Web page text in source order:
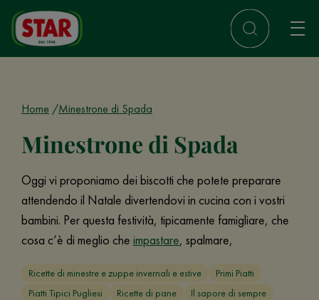
Home Minestrone di Spada
Minestrone di Spada
Oggi vi proponiamo dei biscotti che potete preparare
attendendo il Natale divertendovi in cucina con i vostri
bambini. Per questa festività, tipicamente famigliare, che
cosa c’è di meglio che impastare, spalmare,
Ricette di minestre e zuppe invernali e estive
Primi Piatti
Piatti Tipici Pugliesi
Ricette di pane
Il sapore di sempre